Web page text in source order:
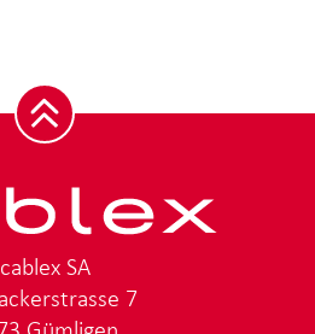
cablex SA
7